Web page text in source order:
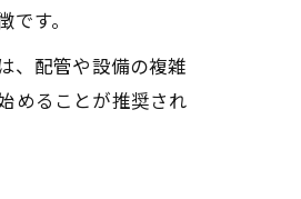
す。
、配管や設備の複雑
めることが推奨され